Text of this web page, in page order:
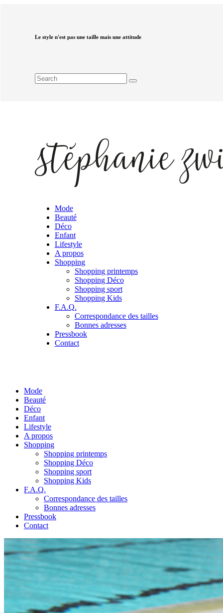
Le style n'est pas une taille mais une attitude
Mode
Beauté
Déco
Enfant
Lifestyle
A propos
Shopping
Shopping printemps
Shopping Déco
Shopping sport
Shopping Kids
F.A.Q.
Correspondance des tailles
Bonnes adresses
Pressbook
Contact
Mode
Beauté
Déco
Enfant
Lifestyle
A propos
Shopping
Shopping printemps
Shopping Déco
Shopping sport
Shopping Kids
F.A.Q.
Correspondance des tailles
Bonnes adresses
Pressbook
Contact